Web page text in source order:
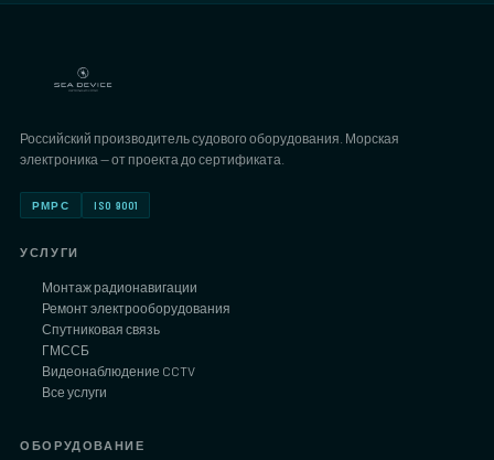
Российский производитель судового оборудования. Морская
электроника — от проекта до сертификата.
РМРС ISO 9001
УСЛУГИ
Монтаж радионавигации
Ремонт электрооборудования
Спутниковая связь
ГМССБ
Видеонаблюдение CCTV
Все услуги
ОБОРУДОВАНИЕ